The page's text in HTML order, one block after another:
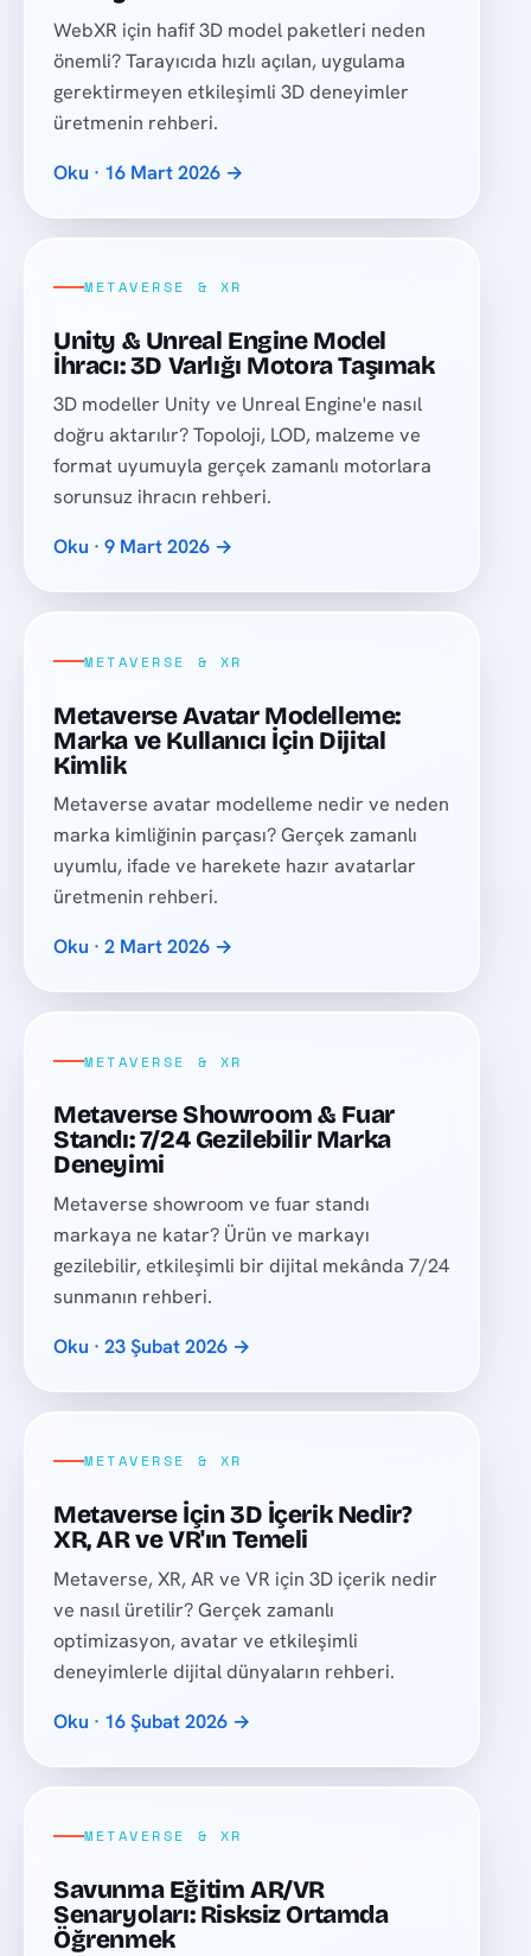
WebXR için hafif 3D model paketleri neden
önemli? Tarayıcıda hızlı açılan, uygulama
gerektirmeyen etkileşimli 3D deneyimler
üretmenin rehberi.
Oku · 16 Mart 2026 →
METAVERSE & XR
Unity & Unreal Engine Model
İhracı: 3D Varlığı Motora Taşımak
3D modeller Unity ve Unreal Engine'e nasıl
doğru aktarılır? Topoloji, LOD, malzeme ve
format uyumuyla gerçek zamanlı motorlara
sorunsuz ihracın rehberi.
Oku · 9 Mart 2026 →
METAVERSE & XR
Metaverse Avatar Modelleme:
Marka ve Kullanıcı İçin Dijital
Kimlik
Metaverse avatar modelleme nedir ve neden
marka kimliğinin parçası? Gerçek zamanlı
uyumlu, ifade ve harekete hazır avatarlar
üretmenin rehberi.
Oku · 2 Mart 2026 →
METAVERSE & XR
Metaverse Showroom & Fuar
Standı: 7/24 Gezilebilir Marka
Deneyimi
Metaverse showroom ve fuar standı
markaya ne katar? Ürün ve markayı
gezilebilir, etkileşimli bir dijital mekânda 7/24
sunmanın rehberi.
Oku · 23 Şubat 2026 →
METAVERSE & XR
Metaverse İçin 3D İçerik Nedir?
XR, AR ve VR'ın Temeli
Metaverse, XR, AR ve VR için 3D içerik nedir
ve nasıl üretilir? Gerçek zamanlı
optimizasyon, avatar ve etkileşimli
deneyimlerle dijital dünyaların rehberi.
Oku · 16 Şubat 2026 →
METAVERSE & XR
Savunma Eğitim AR/VR
Senaryoları: Risksiz Ortamda
Öğrenmek